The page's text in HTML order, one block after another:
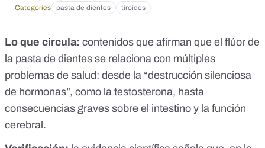
Categories
pasta de dientes tiroides
Lo que circula: contenidos que afirman que el flúor de
la pasta de dientes se relaciona con múltiples
problemas de salud: desde la “destrucción silenciosa
de hormonas”, como la testosterona, hasta
consecuencias graves sobre el intestino y la función
cerebral.